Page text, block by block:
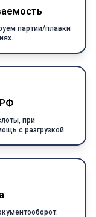
партии/плавки
при
с разгрузкой.